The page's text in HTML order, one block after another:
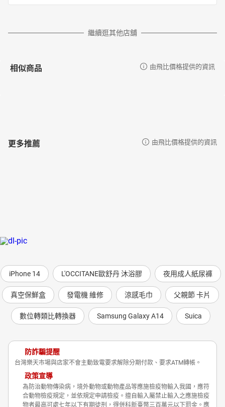
繼續逛其他店舖
相似商品 由飛比價格提供的資訊
更多推薦 由飛比價格提供的資訊
iPhone 14 L'OCCITANE歐舒丹 沐浴膠 夜用成人紙尿褲
真空保鮮盒 發電機 維修 涼感毛巾 父親節 卡片
數位轉類比轉換器 Samsung Galaxy A14 Suica
防詐騙提醒
台灣樂天市場與店家不會主動致電要求解除分期付款、要求ATM轉帳。
政策宣導
為防治動物傳染病，境外動物或動物產品等應施檢疫物輸入我國，應符
合動物檢疫規定，並依規定申請檢疫。擅自輸入屬禁止輸入之應施檢疫
物者最高可處七年以下有期徒刑，得併科新臺幣三百萬元以下罰金。應